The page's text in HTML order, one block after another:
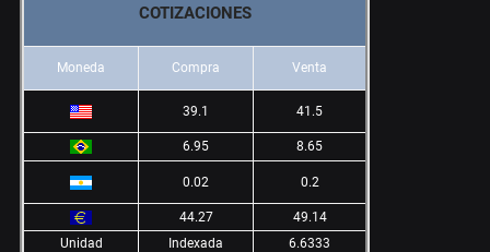
COTIZACIONES
Moneda Compra Venta
39.1 41.5
6.95 8.65
0.02 0.2
44.27
49.14
Unidad
Indexada 6.6333